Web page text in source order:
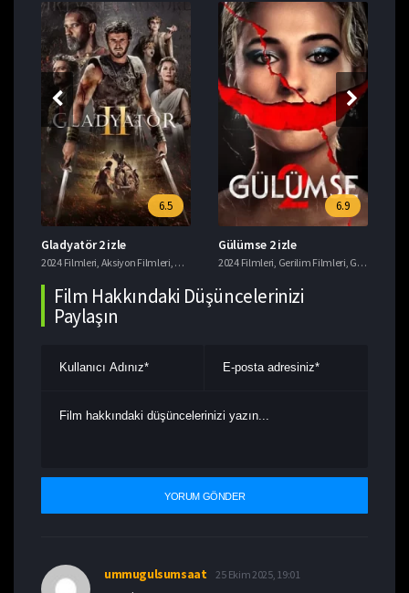
Gerilim Filmleri
6.5
Gladyatör 2 izle
2024 Filmleri Aksiyon Filmleri Dram Filmleri, Macera Filmleri, Tavsiye Filmler
6.9
Gülümse 2 izle
2024 Filmleri Gerilim Filmleri Gizem Filmleri
Film Hakkındaki Düşüncelerinizi
Paylaşın
ummugulsumsaat 25 Ekim 2025, 19:01